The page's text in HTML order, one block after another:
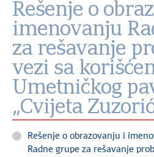
Rešenje o
imenovanju
za rešavanje
vezi sa
Umetničkog
„Cvijeta
Rešenje o obrazovanju i
Radne grupe za rešavanje